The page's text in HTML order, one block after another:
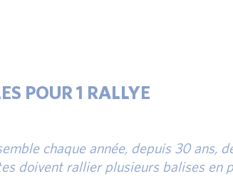
POUR 1 RALLYE
chaque année, depuis 30 ans,
doivent rallier plusieurs balises